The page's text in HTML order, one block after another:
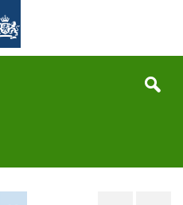
the
Search